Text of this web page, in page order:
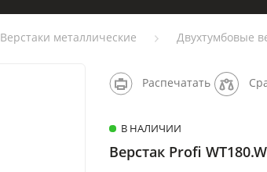
Верстаки металлические Двухтумбовые
Распечатать
В НАЛИЧИИ
Верстак Profi